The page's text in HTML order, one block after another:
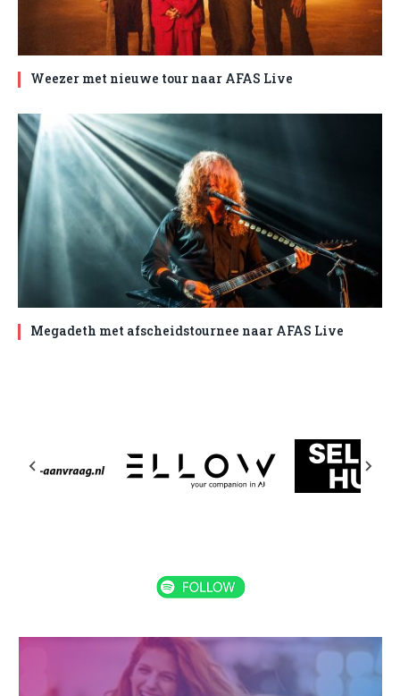
Weezer met nieuwe tour naar AFAS Live
Megadeth met afscheidstournee naar AFAS Live